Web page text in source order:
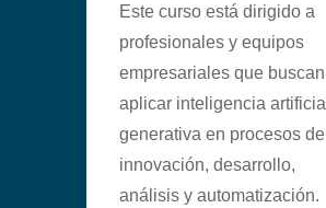
Este curso está dirigido a
profesionales y equipos
empresariales que buscan
aplicar inteligencia artificial
generativa en procesos de
innovación, desarrollo,
análisis y automatización.